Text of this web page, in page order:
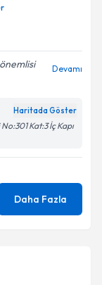
Devamı
Haritada Göster
Kat:3 İç Kapı
Daha Fazla